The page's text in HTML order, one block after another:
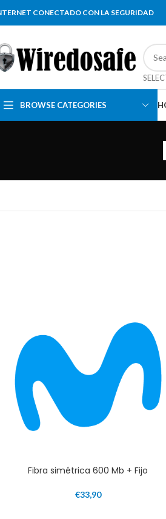
CONECTADO CON LA SEGURIDAD
BROWSE CATEGORIES
Fibra simétrica 600 Mb + Fijo
€33,90